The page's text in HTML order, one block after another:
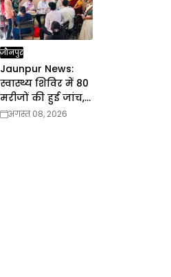
जौनपुर
Jaunpur News:
स्वास्थ्य शिविर में 80
मरीजों की हुई जांच,
निशुल्क बांटी गयीं
अगस्त 08, 2026